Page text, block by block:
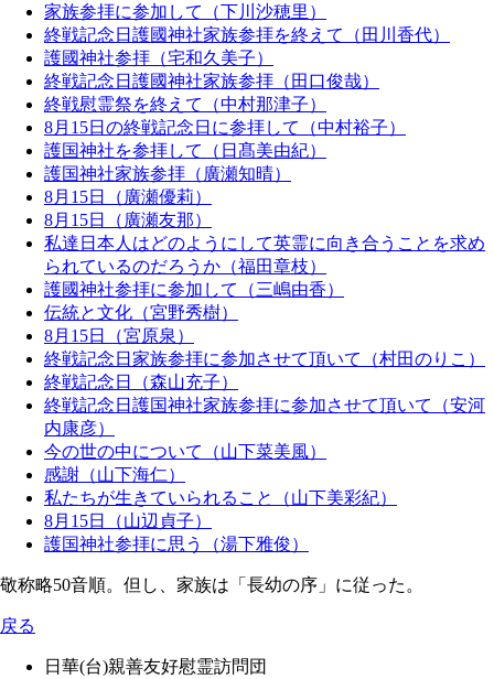
家族参拝に参加して（下川沙穂里）
終戦記念日護國神社家族参拝を終えて（田川香代）
護國神社参拝（宅和久美子）
終戦記念日護國神社家族参拝（田口俊哉）
終戦慰霊祭を終えて（中村那津子）
8月15日の終戦記念日に参拝して（中村裕子）
護国神社を参拝して（日髙美由紀）
護国神社家族参拝（廣瀬知晴）
8月15日（廣瀬優莉）
8月15日（廣瀬友那）
私達日本人はどのようにして英霊に向き合うことを求め
られているのだろうか（福田章枝）
護國神社参拝に参加して（三嶋由香）
伝統と文化（宮野秀樹）
8月15日（宮原泉）
終戦記念日家族参拝に参加させて頂いて（村田のりこ）
終戦記念日（森山充子）
終戦記念日護国神社家族参拝に参加させて頂いて（安河
内康彦）
今の世の中について（山下菜美風）
感謝（山下海仁）
私たちが生きていられること（山下美彩紀）
8月15日（山辺貞子）
護国神社参拝に思う（湯下雅俊）
敬称略50音順。但し、家族は「長幼の序」に従った。
戻る
日華(台)親善友好慰霊訪問団